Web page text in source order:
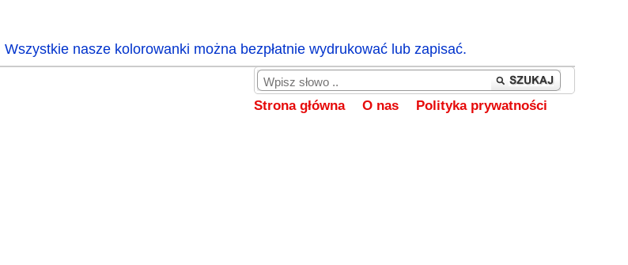
nasze kolorowanki można bezpłatnie wydrukować lub zapisać.
Strona główna O nas Polityka prywatności